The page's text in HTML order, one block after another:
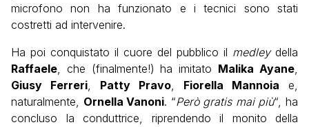
microfono non ha funzionato e i tecnici sono stati
costretti ad intervenire.
Ha poi conquistato il cuore del pubblico il medleydella
Raffaele, che (finalmente!) ha imitato Malika Ayane,
Giusy Ferreri, Patty Pravo, Fiorella Mannoia e,
naturalmente, Ornella Vanoni. “Però gratis mai più“, ha
concluso la conduttrice, riprendendo il monito della